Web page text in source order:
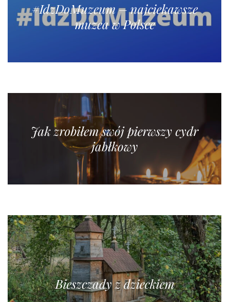
#IdzDoMuzeum – najciekawsze
muzea w Polsce
Jak zrobiłem swój pierwszy cydr
jabłkowy
Bieszczady z dzieckiem